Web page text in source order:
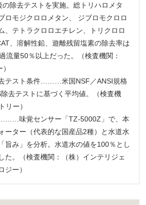
の除去テストを実施。総トリハロメタ
ロモジクロロメタン、 ジブロモクロロ
、テトラクロロエチレン、トリクロロ
、溶解性鉛、遊離残留塩素の除去率は
流量50％以上だった。（検査機関：
テスト条件………米国NSF／ANSI規格
去テストに基づく平均値。（検査機
リー）
味覚センサー「TZ-5000Z」で、本
ーター（代表的な国産品2種）と水道水
旨み」を分析。水道水の値を100％とし
た。（検査機関：（株）インテリジェ
ジー）